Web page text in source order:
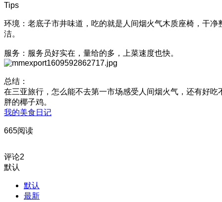
Tips
环境：老底子市井味道，吃的就是人间烟火气木质座椅，干净
洁。
服务：服务员好实在，量给的多，上菜速度也快。
总结：
在三亚旅行，怎么能不去第一市场感受人间烟火气，还有好吃
胖的椰子鸡。
我的美食日记
665阅读
评论2
默认
默认
最新